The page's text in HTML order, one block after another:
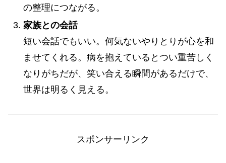
の整理につながる。
家族との会話
短い会話でもいい。何気ないやりとりが心を和
ませてくれる。病を抱えているとつい重苦しく
なりがちだが、笑い合える瞬間があるだけで、
世界は明るく見える。
スポンサーリンク